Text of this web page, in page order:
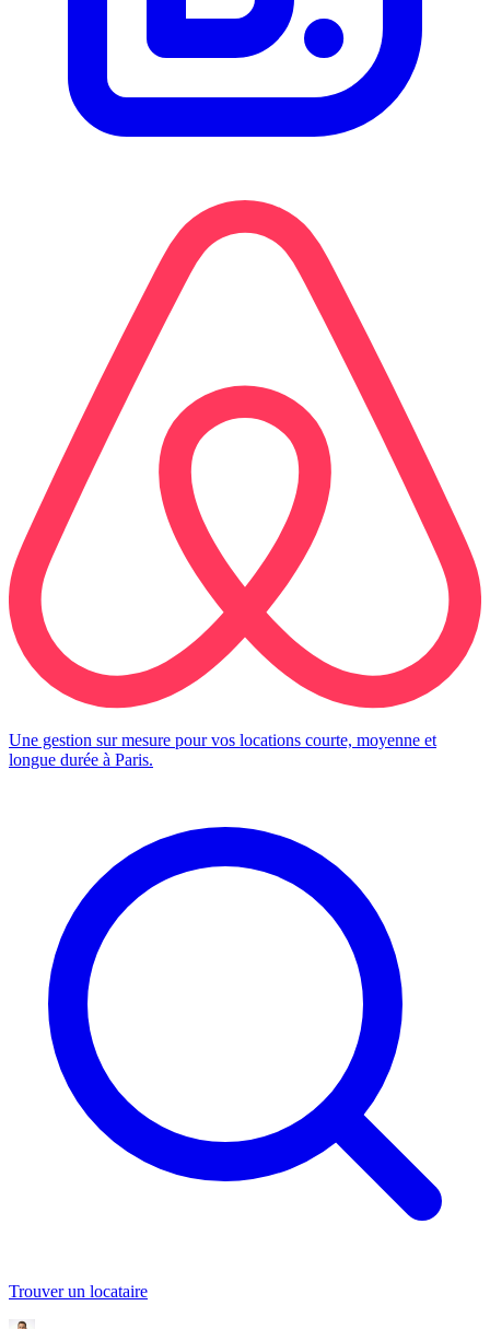
Une gestion sur mesure pour vos locations courte, moyenne et
longue durée à Paris.
Trouver un locataire